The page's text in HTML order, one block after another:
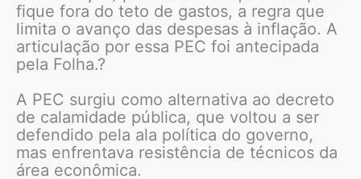
fique fora do teto de gastos, a regra que
limita o avanço das despesas à inflação. A
articulação por essa PEC foi antecipada
pela Folha.?
A PEC surgiu como alternativa ao decreto
de calamidade pública, que voltou a ser
defendido pela ala política do governo,
mas enfrentava resistência de técnicos da
área econômica.